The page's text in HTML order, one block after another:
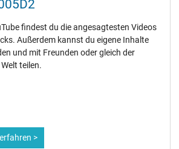
findest du die angesagtesten Videos
Außerdem kannst du eigene Inhalte
und mit Freunden oder gleich der
teilen.
>